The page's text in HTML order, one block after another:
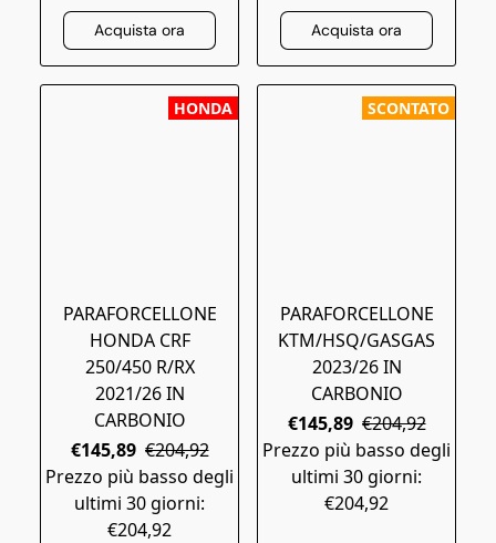
Acquista ora Acquista ora
HONDA
PARAFORCELLONE
HONDA CRF
250/450 R/RX
2021/26 IN
CARBONIO
€145,89 €204,92
Prezzo più basso degli
ultimi 30 giorni:
€204,92
SCONTATO
PARAFORCELLONE
KTM/HSQ/GASGAS
2023/26 IN
CARBONIO
€145,89 €204,92
Prezzo più basso degli
ultimi 30 giorni:
€204,92